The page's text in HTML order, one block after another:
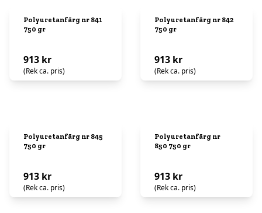
Polyuretanfärg nr 841
750 gr
913 kr
(Rek ca. pris)
Polyuretanfärg nr 842
750 gr
913 kr
(Rek ca. pris)
Polyuretanfärg nr 845
750 gr
913 kr
(Rek ca. pris)
Polyuretanfärg nr
850 750 gr
913 kr
(Rek ca. pris)